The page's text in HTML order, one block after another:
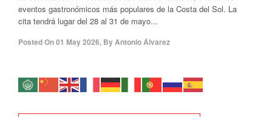
eventos gastronómicos más populares de la Costa del Sol. La
cita tendrá lugar del 28 al 31 de mayo...
Posted On01 May 2026, ByAntonio Álvarez